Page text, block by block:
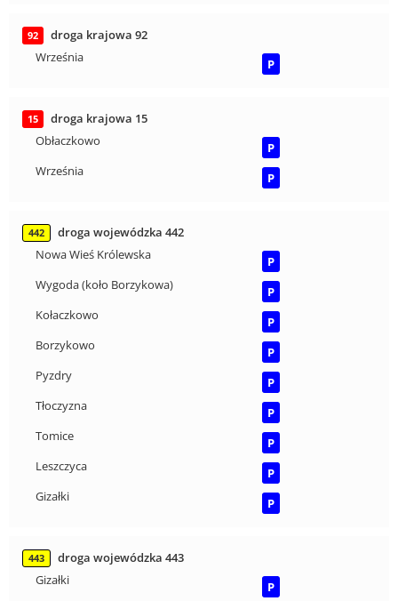
92
droga krajowa 92
Września
P
15
droga krajowa 15
Obłaczkowo
P
Września
P
442
droga wojewódzka 442
Nowa Wieś Królewska
P
Wygoda (koło Borzykowa)
P
Kołaczkowo
P
Borzykowo
P
Pyzdry
P
Tłoczyzna
P
Tomice
P
Leszczyca
P
Gizałki
P
443
droga wojewódzka 443
Gizałki
P